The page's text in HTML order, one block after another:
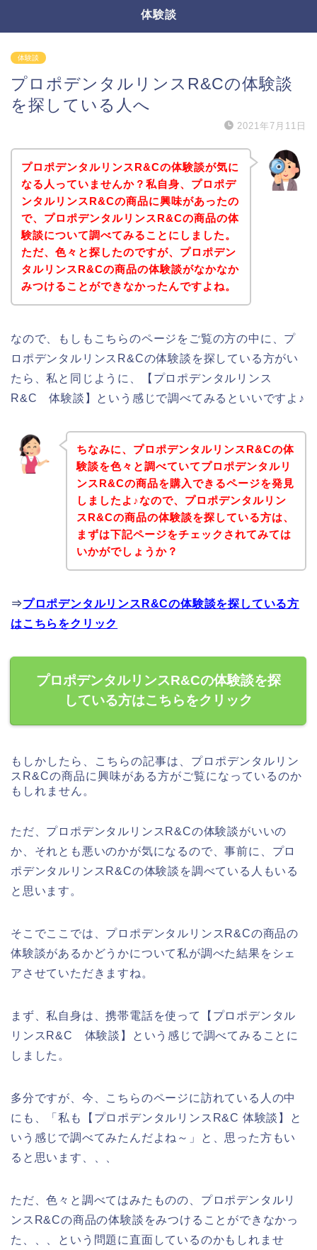
体験談
体験談
プロポデンタルリンスR&Cの体験談
を探している人へ
2021年7月11日
プロポデンタルリンスR&Cの体験談が気に
なる人っていませんか？私自身、プロポデ
ンタルリンスR&Cの商品に興味があったの
で、プロポデンタルリンスR&Cの商品の体
験談について調べてみることにしました。
ただ、色々と探したのですが、プロポデン
タルリンスR&Cの商品の体験談がなかなか
みつけることができなかったんですよね。
なので、もしもこちらのページをご覧の方の中に、プ
ロポデンタルリンスR&Cの体験談を探している方がい
たら、私と同じように、【プロポデンタルリンス
R&C 体験談】という感じで調べてみるといいですよ♪
ちなみに、プロポデンタルリンスR&Cの体
験談を色々と調べていてプロポデンタルリ
ンスR&Cの商品を購入できるページを発見
しましたよ♪なので、プロポデンタルリン
スR&Cの商品の体験談を探している方は、
まずは下記ページをチェックされてみては
いかがでしょうか？
⇒プロポデンタルリンスR&Cの体験談を探している方
はこちらをクリック
プロポデンタルリンスR&Cの体験談を探
している方はこちらをクリック
もしかしたら、こちらの記事は、プロポデンタルリン
スR&Cの商品に興味がある方がご覧になっているのか
もしれません。
ただ、プロポデンタルリンスR&Cの体験談がいいの
か、それとも悪いのかが気になるので、事前に、プロ
ポデンタルリンスR&Cの体験談を調べている人もいる
と思います。
そこでここでは、プロポデンタルリンスR&Cの商品の
体験談があるかどうかについて私が調べた結果をシェ
アさせていただきますね。
まず、私自身は、携帯電話を使って【プロポデンタル
リンスR&C 体験談】という感じで調べてみることに
しました。
多分ですが、今、こちらのページに訪れている人の中
にも、「私も【プロポデンタルリンスR&C 体験談】と
いう感じで調べてみたんだよね～」と、思った方もい
ると思います、、、
ただ、色々と調べてはみたものの、プロポデンタルリ
ンスR&Cの商品の体験談をみつけることができなかっ
た、、、という問題に直面しているのかもしれませ